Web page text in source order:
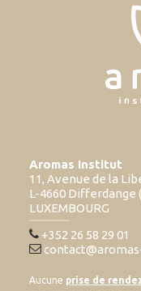
Aromas Institut
11, Avenue de la
L-4660 Differdange
LUXEMBOURG
+352 26 58 29 01
Aucune prise de